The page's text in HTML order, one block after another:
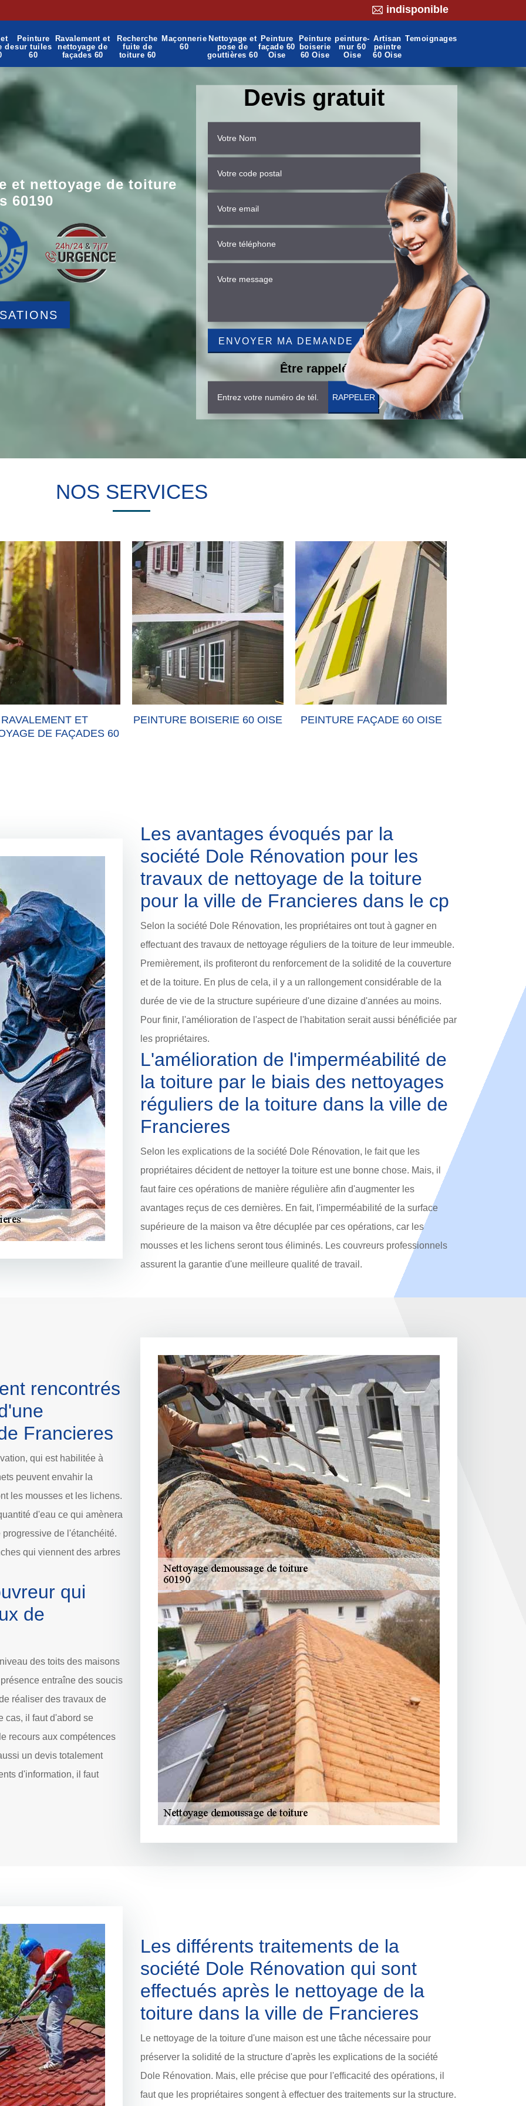
indisponible
de
Peinture
sur tuiles
60
Ravalement et
nettoyage de
façades 60
Recherche
fuite de
toiture 60
Maçonnerie
60
Nettoyage et
pose de
gouttières 60
Peinture
façade 60
Oise
Peinture
boiserie
60 Oise
peinture-
mur 60
Oise
Artisan
peintre
60 Oise
Temoignages
et nettoyage de toiture
60190
Devis gratuit
Être rappelé
NOS SERVICES
PEINTURE BOISERIE 60 OISE PEINTURE FAÇADE 60 OISE PEINTURE-MUR 60 OISE
Les avantages évoqués par la
société Dole Rénovation pour les
travaux de nettoyage de la toiture
pour la ville de Francieres dans le cp
Selon la société Dole Rénovation, les propriétaires ont tout à gagner en
effectuant des travaux de nettoyage réguliers de la toiture de leur immeuble.
Premièrement, ils profiteront du renforcement de la solidité de la couverture
et de la toiture. En plus de cela, il y a un rallongement considérable de la
durée de vie de la structure supérieure d'une dizaine d'années au moins.
Pour finir, l'amélioration de l'aspect de l'habitation serait aussi bénéficiée par
les propriétaires.
L'amélioration de l'imperméabilité de
la toiture par le biais des nettoyages
réguliers de la toiture dans la ville de
Francieres
Selon les explications de la société Dole Rénovation, le fait que les
propriétaires décident de nettoyer la toiture est une bonne chose. Mais, il
faut faire ces opérations de manière régulière afin d'augmenter les
avantages reçus de ces dernières. En fait, l'imperméabilité de la surface
supérieure de la maison va être décuplée par ces opérations, car les
mousses et les lichens seront tous éliminés. Les couvreurs professionnels
assurent la garantie d'une meilleure qualité de travail.
rencontrés
Francieres
qui est habilitée à
peuvent envahir la
les mousses et les lichens.
d'eau ce qui amènera
de l'étanchéité.
qui viennent des arbres
qui
de
des toits des maisons
entraîne des soucis
réaliser des travaux de
cas, il faut d'abord se
recours aux compétences
un devis totalement
d'information, il faut
Les différents traitements de la
société Dole Rénovation qui sont
effectués après le nettoyage de la
toiture dans la ville de Francieres
Le nettoyage de la toiture d'une maison est une tâche nécessaire pour
préserver la solidité de la structure d'après les explications de la société
Dole Rénovation. Mais, elle précise que pour l'efficacité des opérations, il
faut que les propriétaires songent à effectuer des traitements sur la structure.